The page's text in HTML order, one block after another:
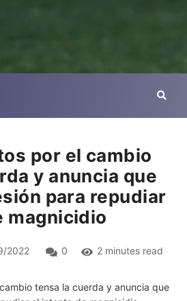
por el cambio
y anuncia que
para repudiar
magnicidio
2022 0 2 minutes read